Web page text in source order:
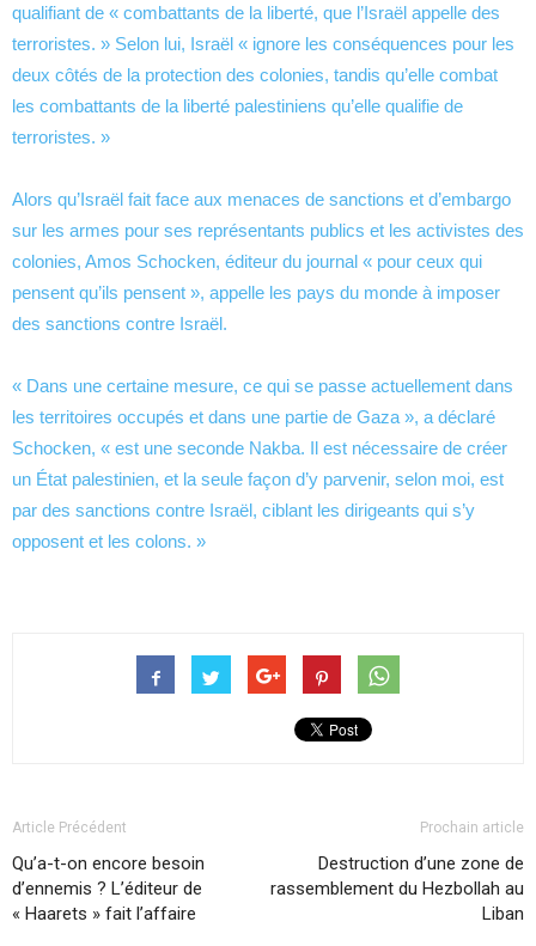
qualifiant de « combattants de la liberté, que l’Israël appelle des
terroristes. » Selon lui, Israël « ignore les conséquences pour les
deux côtés de la protection des colonies, tandis qu’elle combat
les combattants de la liberté palestiniens qu’elle qualifie de
terroristes. »
Alors qu’Israël fait face aux menaces de sanctions et d’embargo
sur les armes pour ses représentants publics et les activistes des
colonies, Amos Schocken, éditeur du journal « pour ceux qui
pensent qu’ils pensent », appelle les pays du monde à imposer
des sanctions contre Israël.
« Dans une certaine mesure, ce qui se passe actuellement dans
les territoires occupés et dans une partie de Gaza », a déclaré
Schocken, « est une seconde Nakba. Il est nécessaire de créer
un État palestinien, et la seule façon d’y parvenir, selon moi, est
par des sanctions contre Israël, ciblant les dirigeants qui s’y
opposent et les colons. »
Article Précédent
Qu’a-t-on encore besoin
d’ennemis ? L’éditeur de
« Haarets » fait l’affaire
Prochain article
Destruction d’une zone de
rassemblement du Hezbollah au
Liban